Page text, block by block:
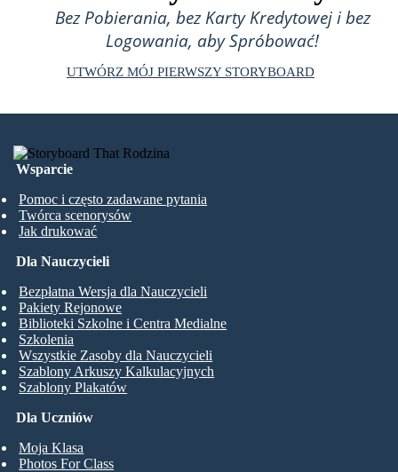
Bez Pobierania, bez Karty Kredytowej i bez
Logowania, aby Spróbować!
UTWÓRZ MÓJ PIERWSZY STORYBOARD
Wsparcie
Pomoc i często zadawane pytania
Twórca scenorysów
Jak drukować
Dla Uczniów
Moja Klasa
Photos For Class
Dla Nauczycieli
Bezpłatna Wersja dla Nauczycieli
Pakiety Rejonowe
Biblioteki Szkolne i Centra Medialne
Szkolenia
Wszystkie Zasoby dla Nauczycieli
Szablony Arkuszy Kalkulacyjnych
Szablony Plakatów